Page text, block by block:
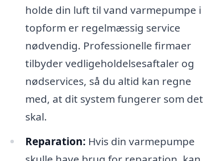
holde din luft til vand varmepumpe i
topform er regelmæssig service
nødvendig. Professionelle firmaer
tilbyder vedligeholdelsesaftaler og
nødservices, så du altid kan regne
med, at dit system fungerer som det
skal.
Reparation: Hvis din varmepumpe